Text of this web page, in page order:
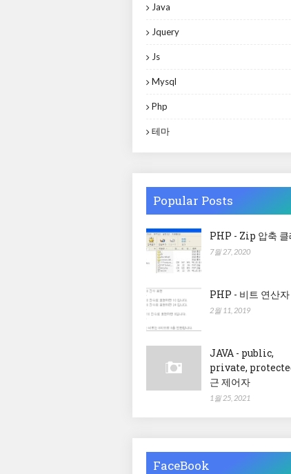
Java
Jquery
Js
Mysql
Php
테마
Popular Posts
PHP - Zip 압축 클
7월 27, 2020
PHP - 비트 연산자
2월 11, 2019
JAVA - public,
private,
근 제어자
1월 25, 2021
FaceBook